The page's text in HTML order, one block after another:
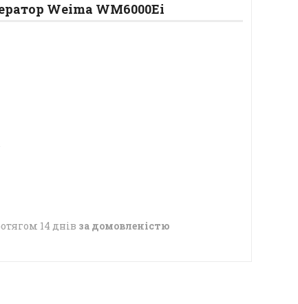
Weima WM6000Ei
14 днів за домовленістю